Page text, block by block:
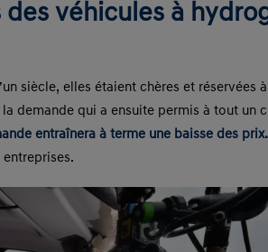
véhicules à
siècle, elles étaient chères et réservées
demande qui a ensuite permis à tout un
entraînera à terme une baisse des